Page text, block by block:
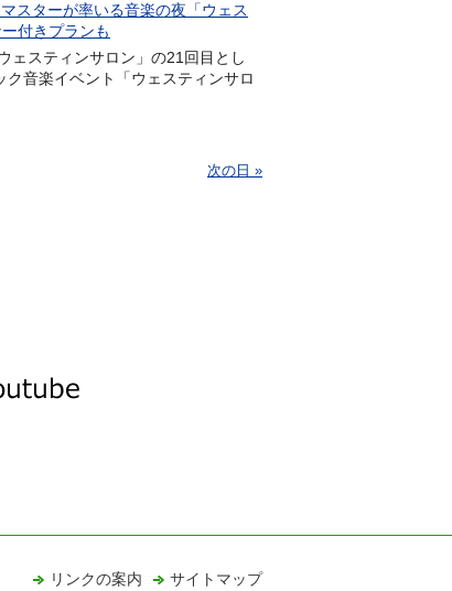
スターが率いる音楽の夜「ウェス
付きプランも
ェスティンサロン」の21回目とし
音楽イベント「ウェスティンサロ
次の日 »
リンクの案内 サイトマップ